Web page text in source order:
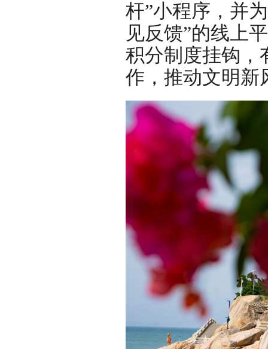
杆”小程序，并
见反馈”的线上
积分制度挂钩，
作，推动文明新